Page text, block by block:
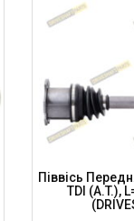
Піввісь
TDI (A.T.),